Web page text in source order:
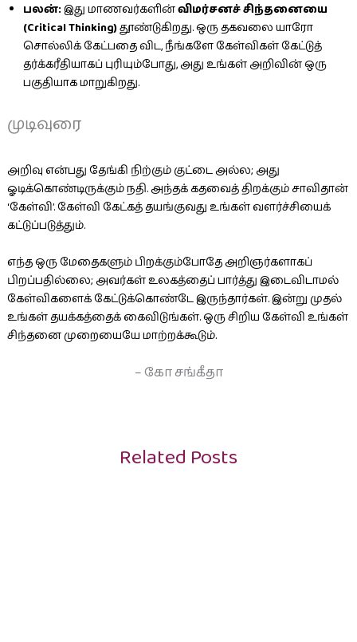
பலன்:இது மாணவர்களின்விமர்சனச் சிந்தனையை
(Critical Thinking)தூண்டுகிறது. ஒரு தகவலை யாரோ
சொல்லிக் கேட்பதை விட, நீங்களே கேள்விகள் கேட்டுத்
தர்க்கரீதியாகப் புரியும்போது, அது உங்கள் அறிவின் ஒரு
பகுதியாக மாறுகிறது.
முடிவுரை
அறிவு என்பது தேங்கி நிற்கும் குட்டை அல்ல; அது
ஓடிக்கொண்டிருக்கும் நதி. அந்தக் கதவைத் திறக்கும் சாவிதான்
‘கேள்வி’. கேள்வி கேட்கத் தயங்குவது உங்கள் வளர்ச்சியைக்
கட்டுப்படுத்தும்.
எந்த ஒரு மேதைகளும் பிறக்கும்போதே அறிஞர்களாகப்
பிறப்பதில்லை; அவர்கள் உலகத்தைப் பார்த்து இடைவிடாமல்
கேள்விகளைக் கேட்டுக்கொண்டே இருந்தார்கள். இன்று முதல்
உங்கள் தயக்கத்தைக் கைவிடுங்கள். ஒரு சிறிய கேள்வி உங்கள்
சிந்தனை முறையையே மாற்றக்கூடும்.
– கோ சங்கீதா
Related Posts